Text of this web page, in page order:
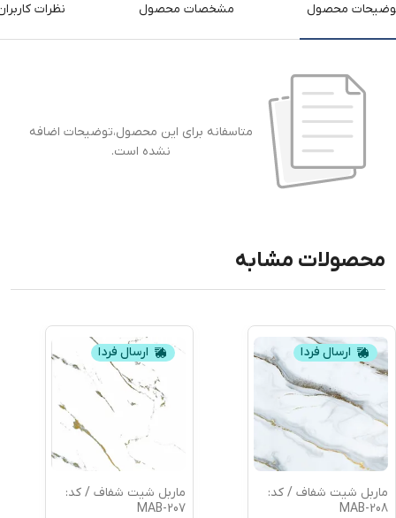
محصول مشخصات محصول نظرات
متاسفانه برای این محصول،توضیحات اضافه
نشده است.
محصولات مشابه
ارسال فردا
ماربل شیت شفاف / کد:
MAB-208
ارسال فردا
ماربل شیت شفاف / کد:
MAB-207